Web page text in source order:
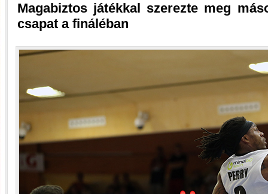
Magabiztos játékkal szerezte meg
csapat a fináléban